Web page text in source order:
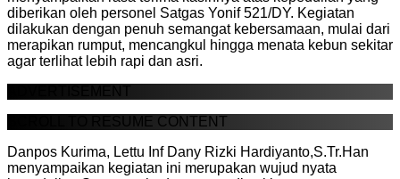
diberikan oleh personel Satgas Yonif 521/DY. Kegiatan
dilakukan dengan penuh semangat kebersamaan, mulai dari
merapikan rumput, mencangkul hingga menata kebun sekitar
agar terlihat lebih rapi dan asri.
ADVERTISEMENT
SCROLL TO RESUME CONTENT
Danpos Kurima, Lettu Inf Dany Rizki Hardiyanto,S.Tr.Han
menyampaikan kegiatan ini merupakan wujud nyata